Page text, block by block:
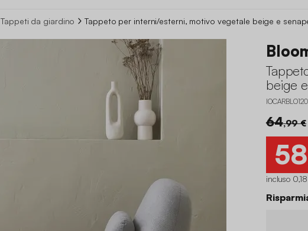
Tappeti da giardino Tappeto per interni/esterni, motivo vegetale beige e
beige
IOCARBLO120
64,99 €
58
incluso